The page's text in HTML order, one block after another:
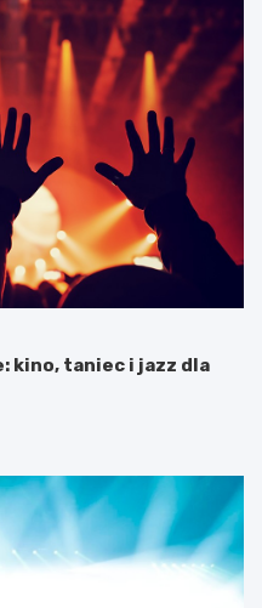
kino, taniec i jazz dla